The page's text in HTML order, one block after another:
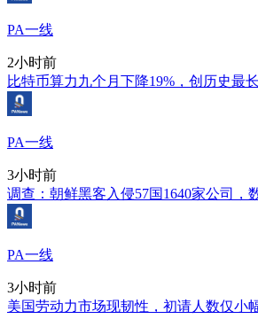
PA一线
2小时前
比特币算力九个月下降19%，创历史最
PA一线
3小时前
调查：朝鲜黑客入侵57国1640家公司，
PA一线
3小时前
美国劳动力市场现韧性，初请人数仅小